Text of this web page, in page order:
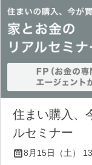
住まい購入、
ルセミナー
8月15日（土）